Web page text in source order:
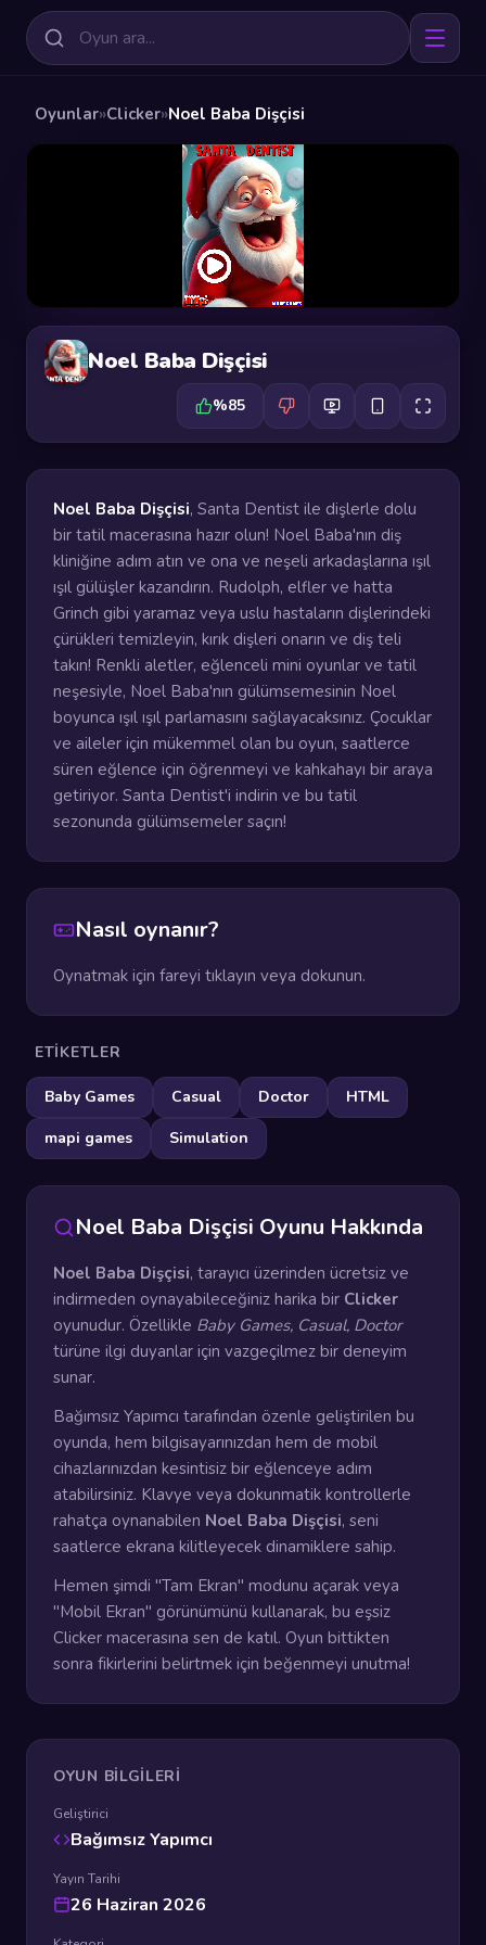
Oyunlar»Clicker»Noel Baba Dişçisi
Noel Baba Dişçisi
%85
Noel Baba Dişçisi, Santa Dentist ile dişlerle dolu
bir tatil macerasına hazır olun! Noel Baba'nın diş
kliniğine adım atın ve ona ve neşeli arkadaşlarına ışıl
ışıl gülüşler kazandırın. Rudolph, elfler ve hatta
Grinch gibi yaramaz veya uslu hastaların dişlerindeki
çürükleri temizleyin, kırık dişleri onarın ve diş teli
takın! Renkli aletler, eğlenceli mini oyunlar ve tatil
neşesiyle, Noel Baba'nın gülümsemesinin Noel
boyunca ışıl ışıl parlamasını sağlayacaksınız. Çocuklar
ve aileler için mükemmel olan bu oyun, saatlerce
süren eğlence için öğrenmeyi ve kahkahayı bir araya
getiriyor. Santa Dentist'i indirin ve bu tatil
sezonunda gülümsemeler saçın!
Nasıl oynanır?
Oynatmak için fareyi tıklayın veya dokunun.
ETIKETLER
Baby Games Casual Doctor
HTML
mapi games
Simulation
Noel Baba Dişçisi Oyunu Hakkında
Noel Baba Dişçisi, tarayıcı üzerinden ücretsiz ve
indirmeden oynayabileceğiniz harika bir Clicker
oyunudur. Özellikle Baby Games, Casual, Doctor
türüne ilgi duyanlar için vazgeçilmez bir deneyim
sunar.
Bağımsız Yapımcı tarafından özenle geliştirilen bu
oyunda, hem bilgisayarınızdan hem de mobil
cihazlarınızdan kesintisiz bir eğlenceye adım
atabilirsiniz. Klavye veya dokunmatik kontrollerle
rahatça oynanabilen Noel Baba Dişçisi, seni
saatlerce ekrana kilitleyecek dinamiklere sahip.
Hemen şimdi "Tam Ekran" modunu açarak veya
"Mobil Ekran" görünümünü kullanarak, bu eşsiz
Clicker macerasına sen de katıl. Oyun bittikten
sonra fikirlerini belirtmek için beğenmeyi unutma!
OYUN BILGILERI
Geliştirici
Bağımsız Yapımcı
Yayın Tarihi
26 Haziran 2026